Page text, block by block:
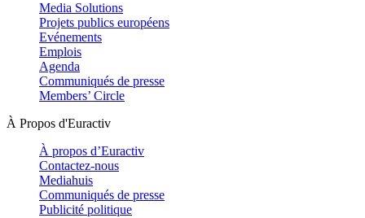
Media Solutions
Projets publics européens
Evénements
Emplois
Agenda
Communiqués de presse
Members’ Circle
À Propos d'Euractiv
À propos d’Euractiv
Contactez-nous
Mediahuis
Communiqués de presse
Publicité politique